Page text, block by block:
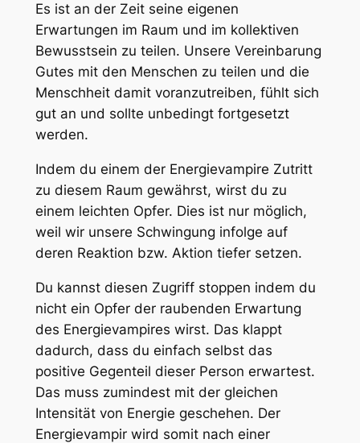
Es ist an der Zeit seine eigenen
Erwartungen im Raum und im kollektiven
Bewusstsein zu teilen. Unsere Vereinbarung
Gutes mit den Menschen zu teilen und die
Menschheit damit voranzutreiben, fühlt sich
gut an und sollte unbedingt fortgesetzt
werden.
Indem du einem der Energievampire Zutritt
zu diesem Raum gewährst, wirst du zu
einem leichten Opfer. Dies ist nur möglich,
weil wir unsere Schwingung infolge auf
deren Reaktion bzw. Aktion tiefer setzen.
Du kannst diesen Zugriff stoppen indem du
nicht ein Opfer der raubenden Erwartung
des Energievampires wirst. Das klappt
dadurch, dass du einfach selbst das
positive Gegenteil dieser Person erwartest.
Das muss zumindest mit der gleichen
Intensität von Energie geschehen. Der
Energievampir wird somit nach einer